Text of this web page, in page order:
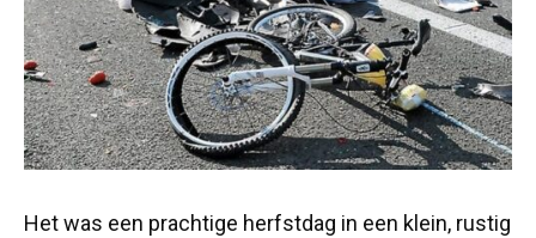
Het was een prachtige herfstdag in een klein, rustig